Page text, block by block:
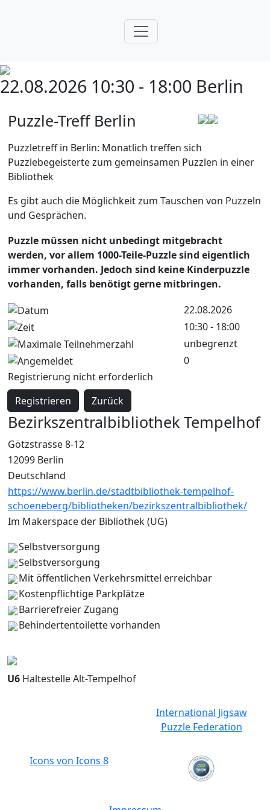
22.08.2026 10:30 - 18:00 Berlin
Puzzle-Treff Berlin
Puzzletreff in Berlin: Monatlich treffen sich
Puzzlebegeisterte zum gemeinsamen Puzzlen in einer
Bibliothek
Es gibt auch die Möglichkeit zum Tauschen von Puzzeln
und Gesprächen.
Puzzle müssen nicht unbedingt mitgebracht
werden, vor allem 1000-Teile-Puzzle sind eigentlich
immer vorhanden. Jedoch sind keine Kinderpuzzle
vorhanden, falls benötigt gerne mitbringen.
22.08.2026
10:30 - 18:00
unbegrenzt
0
Registrierung nicht erforderlich
Registrieren
Zurück
Bezirkszentralbibliothek Tempelhof
Götzstrasse 8-12
12099 Berlin
Deutschland
https://www.berlin.de/stadtbibliothek-tempelhof-
schoeneberg/bibliotheken/bezirkszentralbibliothek/
Im Makerspace der Bibliothek (UG)
Selbstversorgung
Selbstversorgung
Mit öffentlichen Verkehrsmittel erreichbar
Kostenpflichtige Parkplätze
Barrierefreier Zugang
Behindertentoilette vorhanden
U6 Haltestelle Alt-Tempelhof
International Jigsaw
Puzzle Federation
Icons von Icons 8